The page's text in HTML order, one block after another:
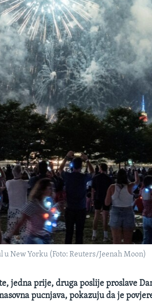
New Yorku (Foto: Reuters/Jeenah Moon)
jedna prije, druga poslije proslave
pucnjava, pokazuju da je